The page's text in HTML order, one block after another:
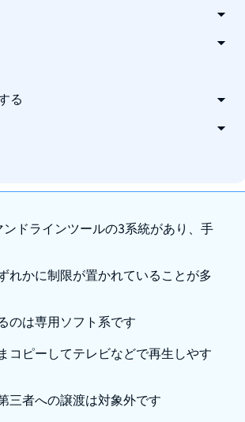
する
る
か？
）として保存するのと、動画をその
か？
て管理するために、一つずつ名前を
無理やり画質を上げてダウンロード
？
ドラインツールの3系統があり、手
れかに制限が置かれていることが多
のは専用ソフト系です
コピーしてテレビなどで再生しやす
三者への譲渡は対象外です